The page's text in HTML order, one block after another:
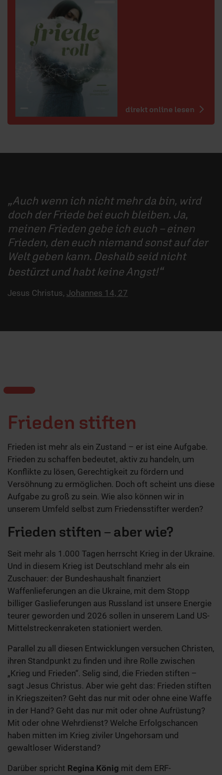
direkt online lesen
Auch wenn ich nicht mehr da bin, wird
doch der Friede bei euch bleiben. Ja,
meinen Frieden gebe ich euch – einen
Frieden, den euch niemand sonst auf der
Welt geben kann. Deshalb seid nicht
bestürzt und habt keine Angst!
Jesus Christus, Johannes 14, 27
Frieden stiften
Frieden ist mehr als ein Zustand – er ist eine Aufgabe.
Frieden zu schaffen bedeutet, aktiv zu handeln, um
Konflikte zu lösen, Gerechtigkeit zu fördern und
Versöhnung zu ermöglichen. Doch oft scheint uns diese
Aufgabe zu groß zu sein. Wie also können wir in
unserem Umfeld selbst zum Friedensstifter werden?
Frieden stiften – aber wie?
Seit mehr als 1.000 Tagen herrscht Krieg in der Ukraine.
Und in diesem Krieg ist Deutschland mehr als ein
Zuschauer: der Bundeshaushalt finanziert
Waffenlieferungen an die Ukraine, mit dem Stopp
billiger Gaslieferungen aus Russland ist unsere Energie
teurer geworden und 2026 sollen in unserem Land US-
Mittelstreckenraketen stationiert werden.
Parallel zu all diesen Entwicklungen versuchen Christen,
ihren Standpunkt zu finden und ihre Rolle zwischen
„Krieg und Frieden“. Selig sind, die Frieden stiften –
sagt Jesus Christus. Aber wie geht das: Frieden stiften
in Kriegszeiten? Geht das nur mit oder ohne eine Waffe
in der Hand? Geht das nur mit oder ohne Aufrüstung?
Mit oder ohne Wehrdienst? Welche Erfolgschancen
haben mitten im Krieg ziviler Ungehorsam und
gewaltloser Widerstand?
Darüber spricht Regina König mit dem ERF-